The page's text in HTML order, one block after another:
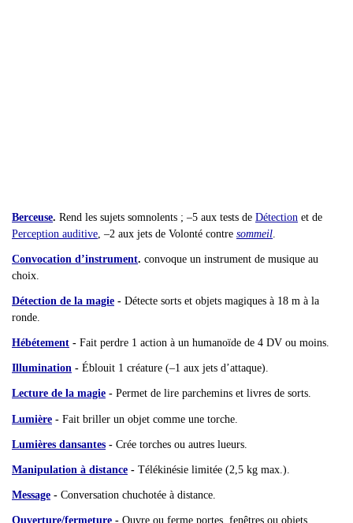
Berceuse. Rend les sujets somnolents ; –5 aux tests de Détection et de
Perception auditive , –2 aux jets de Volonté contre sommeil
Convocation d’instrument. convoque un instrument de musique au
choix.
Détection de la magie - Détecte sorts et objets magiques à 18 m à la
ronde.
Hébétement - Fait perdre 1 action à un humanoïde de 4 DV ou moins.
Illumination - Éblouit 1 créature (–1 aux jets d’attaque).
Lecture de la magie - Permet de lire parchemins et livres de sorts.
Lumière - Fait briller un objet comme une torche.
Lumières dansantes - Crée torches ou autres lueurs.
Manipulation à distance - Télékinésie limitée (2,5 kg max.).
Message - Conversation chuchotée à distance.
Ouverture/fermeture - Ouvre ou ferme portes, fenêtres ou objets.